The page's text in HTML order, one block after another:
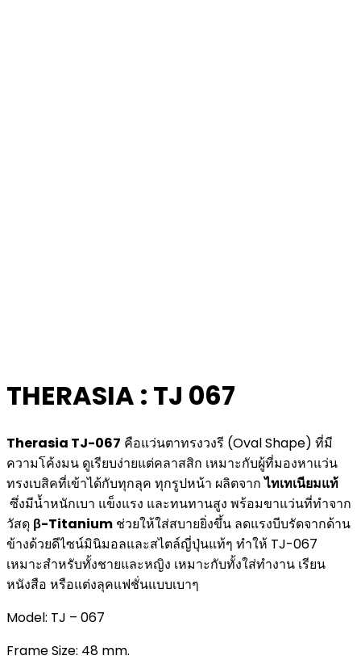
THERASIA : TJ 067
Therasia TJ-067 คือแว่นตาทรงวงรี (Oval Shape) ที่มี
ความโค้งมน ดูเรียบง่ายแต่คลาสสิก เหมาะกับผู้ที่มองหาแว่น
ทรงเบสิคที่เข้าได้กับทุกลุค ทุกรูปหน้า ผลิตจากไทเทเนียมแท้
ซึ่งมีน้ำหนักเบา แข็งแรง และทนทานสูง พร้อมขาแว่นที่ทำจาก
วัสดุ β-Titanium ช่วยให้ใส่สบายยิ่งขึ้น ลดแรงบีบรัดจากด้าน
ข้างด้วยดีไซน์มินิมอลและสไตล์ญี่ปุ่นแท้ๆ ทำให้ TJ-067
เหมาะสำหรับทั้งชายและหญิง เหมาะกับทั้งใส่ทำงาน เรียน
หนังสือ หรือแต่งลุคแฟชั่นแบบเบาๆ
Model: TJ – 067
Frame Size: 48 mm.